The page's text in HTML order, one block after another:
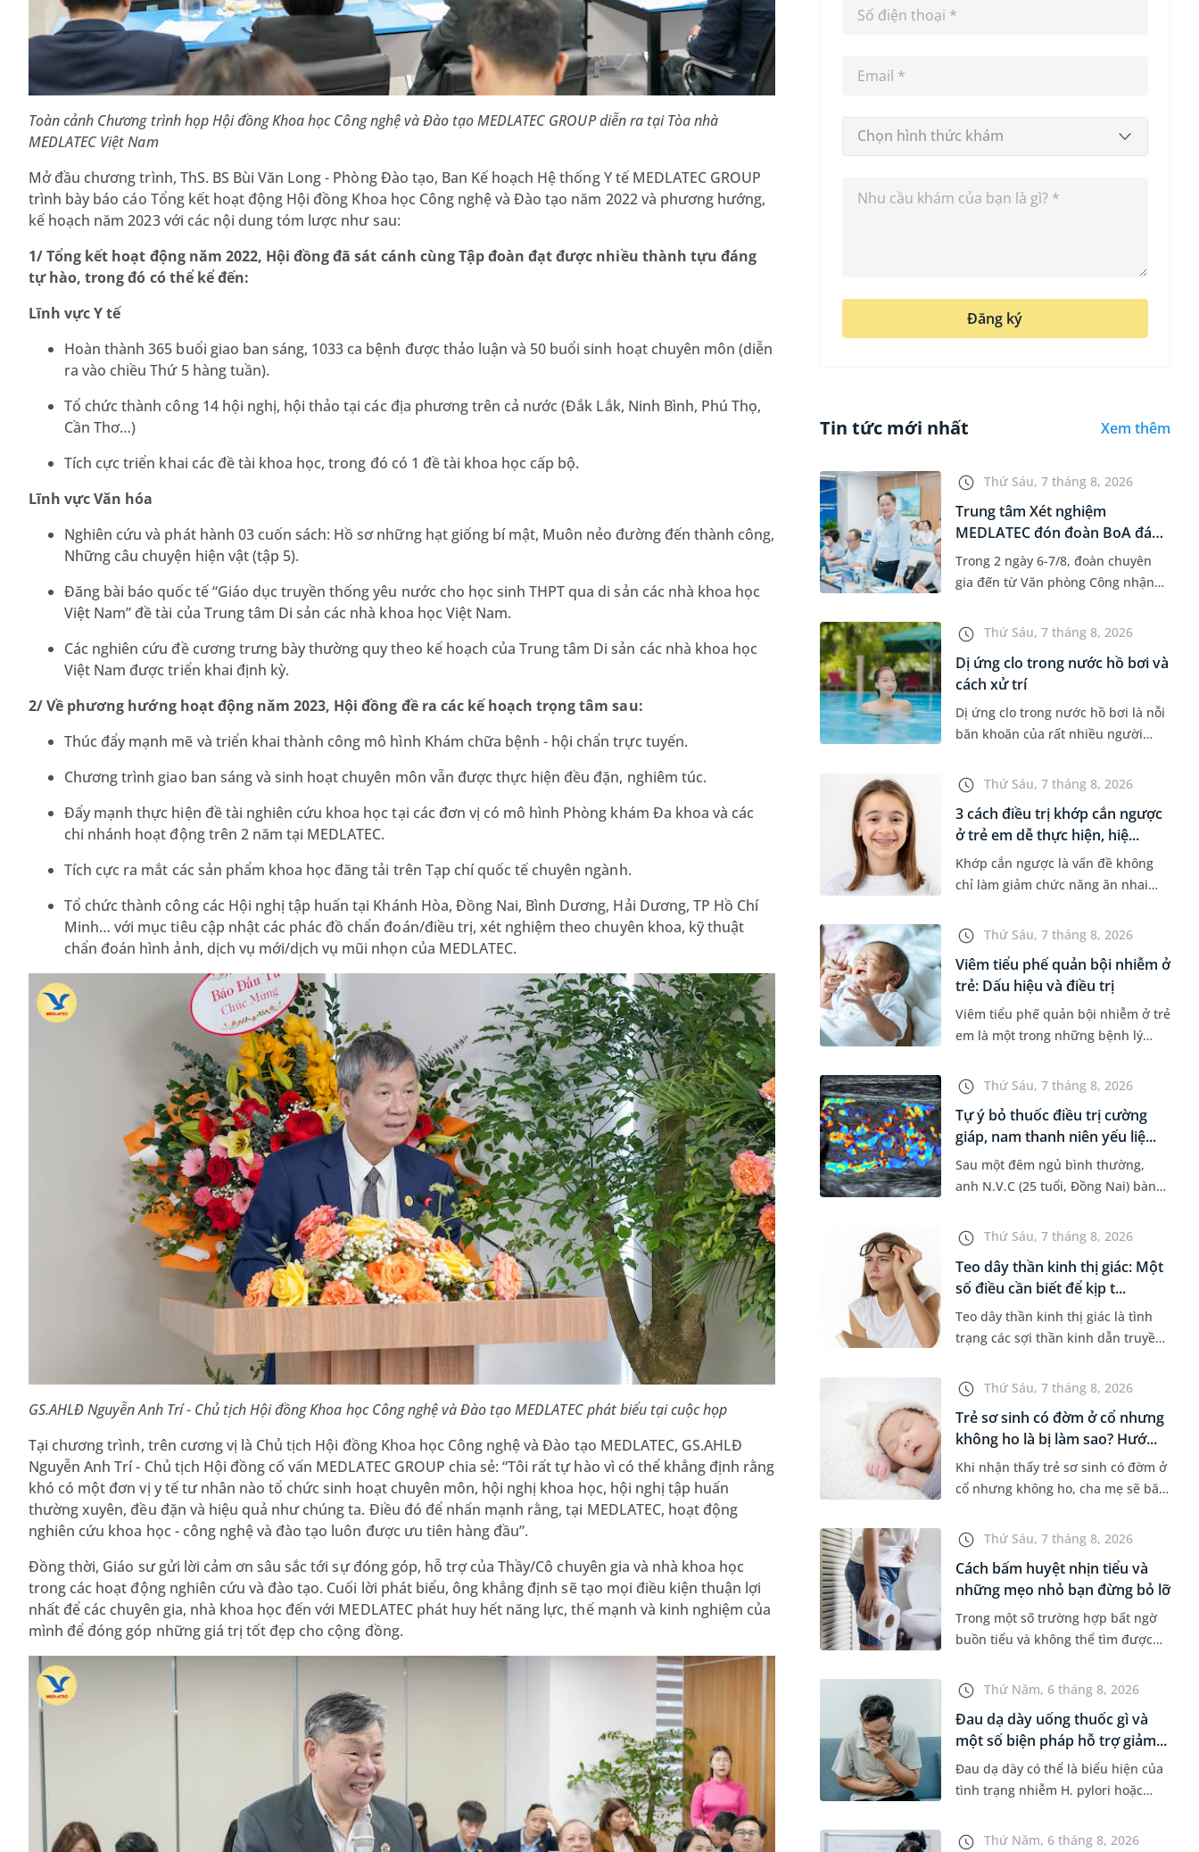
Toàn cảnh Chương trình họp Hội đồng Khoa học Công nghệ và Đào tạo MEDLATEC GROUP diễn ra tại Tòa nhà
MEDLATEC Việt Nam
Mở đầu chương trình, ThS. BS Bùi Văn Long - Phòng Đào tạo, Ban Kế hoạch Hệ thống Y tế MEDLATEC GROUP
trình bày báo cáo Tổng kết hoạt động Hội đồng Khoa học Công nghệ và Đào tạo năm 2022 và phương hướng,
kế hoạch năm 2023 với các nội dung tóm lược như sau:
1/ Tổng kết hoạt động năm 2022, Hội đồng đã sát cánh cùng Tập đoàn đạt được nhiều thành tựu đáng
tự hào, trong đó có thể kể đến:
Lĩnh vực Y tế
Hoàn thành 365 buổi giao ban sáng, 1033 ca bệnh được thảo luận và 50 buổi sinh hoạt chuyên môn (diễn
ra vào chiều Thứ 5 hàng tuần).
Tổ chức thành công 14 hội nghị, hội thảo tại các địa phương trên cả nước (Đắk Lắk, Ninh Bình, Phú Thọ,
Cần Thơ…)
Tích cực triển khai các đề tài khoa học, trong đó có 1 đề tài khoa học cấp bộ.
Lĩnh vực Văn hóa
Nghiên cứu và phát hành 03 cuốn sách: Hồ sơ những hạt giống bí mật, Muôn nẻo đường đến thành công,
Những câu chuyện hiện vật (tập 5).
Đăng bài báo quốc tế “Giáo dục truyền thống yêu nước cho học sinh THPT qua di sản các nhà khoa học
Việt Nam” đề tài của Trung tâm Di sản các nhà khoa học Việt Nam.
Các nghiên cứu đề cương trưng bày thường quy theo kế hoạch của Trung tâm Di sản các nhà khoa học
Việt Nam được triển khai định kỳ.
2/ Về phương hướng hoạt động năm 2023, Hội đồng đề ra các kế hoạch trọng tâm sau:
Thúc đẩy mạnh mẽ và triển khai thành công mô hình Khám chữa bệnh - hội chẩn trực tuyến.
Chương trình giao ban sáng và sinh hoạt chuyên môn vẫn được thực hiện đều đặn, nghiêm túc.
Đẩy mạnh thực hiện đề tài nghiên cứu khoa học tại các đơn vị có mô hình Phòng khám Đa khoa và các
chi nhánh hoạt động trên 2 năm tại MEDLATEC.
Tích cực ra mắt các sản phẩm khoa học đăng tải trên Tạp chí quốc tế chuyên ngành.
Tổ chức thành công các Hội nghị tập huấn tại Khánh Hòa, Đồng Nai, Bình Dương, Hải Dương, TP Hồ Chí
Minh… với mục tiêu cập nhật các phác đồ chẩn đoán/điều trị, xét nghiệm theo chuyên khoa, kỹ thuật
chẩn đoán hình ảnh, dịch vụ mới/dịch vụ mũi nhọn của MEDLATEC.
GS.AHLĐ Nguyễn Anh Trí - Chủ tịch Hội đồng Khoa học Công nghệ và Đào tạo MEDLATEC phát biểu tại cuộc họp
Tại chương trình, trên cương vị là Chủ tịch Hội đồng Khoa học Công nghệ và Đào tạo MEDLATEC, GS.AHLĐ
Nguyễn Anh Trí - Chủ tịch Hội đồng cố vấn MEDLATEC GROUP chia sẻ: “Tôi rất tự hào vì có thể khẳng định rằng
khó có một đơn vị y tế tư nhân nào tổ chức sinh hoạt chuyên môn, hội nghị khoa học, hội nghị tập huấn
thường xuyên, đều đặn và hiệu quả như chúng ta. Điều đó để nhấn mạnh rằng, tại MEDLATEC, hoạt động
nghiên cứu khoa học - công nghệ và đào tạo luôn được ưu tiên hàng đầu”.
Đồng thời, Giáo sư gửi lời cảm ơn sâu sắc tới sự đóng góp, hỗ trợ của Thầy/Cô chuyên gia và nhà khoa học
trong các hoạt động nghiên cứu và đào tạo. Cuối lời phát biểu, ông khẳng định sẽ tạo mọi điều kiện thuận lợi
nhất để các chuyên gia, nhà khoa học đến với MEDLATEC phát huy hết năng lực, thế mạnh và kinh nghiệm của
mình để đóng góp những giá trị tốt đẹp cho cộng đồng.
Chọn hình thức khám
Đăng ký
Tin tức mới nhất Xem thêm
Thứ Sáu, 7 tháng 8, 2026
Trung tâm Xét nghiệm
MEDLATEC đón đoàn BoA đánh
giá giám...
Trong 2 ngày 6-7/8, đoàn chuyên
gia đến từ Văn phòng Công nhận
nhận và đánh giá cao nỗ lực duy trì
hệ thống quản lý chất lượ...
Thứ Sáu, 7 tháng 8, 2026
Dị ứng clo trong nước hồ bơi và
cách xử trí
Dị ứng clo trong nước hồ bơi là nỗi
băn khoăn của rất nhiều người
trường hợp thường xuyên bơi ở
những hồ bơi nhân tạo. Bài v...
Thứ Sáu, 7 tháng 8, 2026
3 cách điều trị khớp cắn ngược
ở trẻ em dễ thực hiện, hiệ...
Khớp cắn ngược là vấn đề không
chỉ làm giảm chức năng ăn nhai
đối của khuôn mặt. Do đó, cần khắc
phục sớm tình trạng này để...
Thứ Sáu, 7 tháng 8, 2026
Viêm tiểu phế quản bội nhiễm ở
trẻ: Dấu hiệu và điều trị
Viêm tiểu phế quản bội nhiễm ở trẻ
em là một trong những bệnh lý
bùng phát vào thời điểm giao mùa.
Khi những tổn thương ban đầ...
Thứ Sáu, 7 tháng 8, 2026
Tự ý bỏ thuốc điều trị cường
giáp, nam thanh niên yếu liệ...
Sau một đêm ngủ bình thường,
anh N.V.C (25 tuổi, Đồng Nai) bàng
không thể vận động đi lại được. Kết
quả thăm khám tại Phòng...
Thứ Sáu, 7 tháng 8, 2026
Teo dây thần kinh thị giác: Một
số điều cần biết để kịp t...
Teo dây thần kinh thị giác là tình
trạng các sợi thần kinh dẫn truyền
thương và dần mất đi chức năng
hoạt động. Nếu điều trị m...
Thứ Sáu, 7 tháng 8, 2026
Trẻ sơ sinh có đờm ở cổ nhưng
không ho là bị làm sao? Hướ...
Khi nhận thấy trẻ sơ sinh có đờm ở
cổ nhưng không ho, cha mẹ sẽ băn
đường hô hấp hay không. Những
chia sẻ dưới đây sẽ giúp ch...
Thứ Sáu, 7 tháng 8, 2026
Cách bấm huyệt nhịn tiểu và
những mẹo nhỏ bạn đừng bỏ lỡ
Trong một số trường hợp bất ngờ
buồn tiểu và không thể tìm được
dụng phương pháp bấm huyệt
nhịn tiểu. Vậy cách bấm huyệt
nhịn...
Thứ Năm, 6 tháng 8, 2026
Đau dạ dày uống thuốc gì và
một số biện pháp hỗ trợ giảm...
Đau dạ dày có thể là biểu hiện của
tình trạng nhiễm H. pylori hoặc
Dựa theo nguyên nhân cụ thể, bác
Thứ Năm, 6 tháng 8, 2026